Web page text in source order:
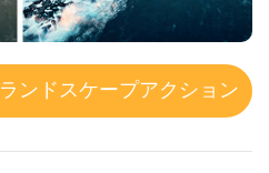
ランドスケープアクション